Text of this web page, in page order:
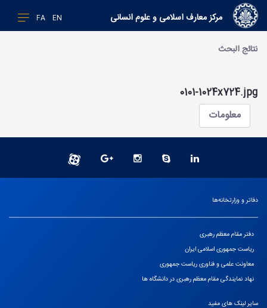
FA EN مرکز معارف اسلامی و علوم انسانی
نتائج البحث
0101-1024x724.jpg
معلومات
دفاتر و وزارتخانه‌ها
دفتر مقام معظم رهبری
ریاست جمهوری اسلامی ایران
معاونت علمی و فناوری ریاست جمهوری
نهاد نمایندگی مقام معظم رهبری در دانشگاه ها
سایر لینک های مفید